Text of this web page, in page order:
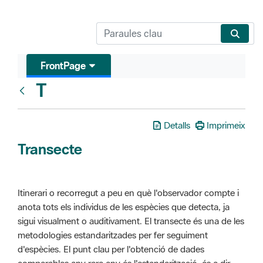
FrontPage
T
Detalls Imprimeix
Transecte
Itinerari o recorregut a peu en què l'observador compte i
anota tots els individus de les espècies que detecta, ja
sigui visualment o auditivament. El transecte és una de les
metodologies estandaritzades per fer seguiment
d'espècies. El punt clau per l'obtenció de dades